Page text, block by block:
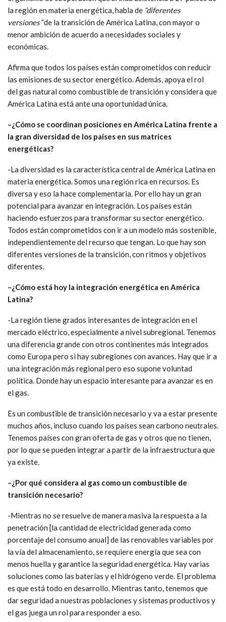
la región en materia energética, habla de “diferentes
versiones”de la transición de América Latina, con mayor o
menor ambición de acuerdo a necesidades sociales y
económicas.
Afirma que todos los países están comprometidos con reducir
las emisiones de su sector energético. Además, apoya el rol
del gas natural como combustible de transición y considera que
América Latina está ante una oportunidad única.
–¿Cómo se coordinan posiciones en América Latina frente a
la gran diversidad de los países en sus matrices
energéticas?
-La diversidad es la característica central de América Latina en
materia energética. Somos una región rica en recursos. Es
diversa y eso la hace complementaria. Por ello hay un gran
potencial para avanzar en integración. Los países están
haciendo esfuerzos para transformar su sector energético.
Todos están comprometidos con ir a un modelo más sostenible,
independientemente del recurso que tengan. Lo que hay son
diferentes versiones de la transición, con ritmos y objetivos
diferentes.
–¿Cómo está hoy la integración energética en América
Latina?
-La región tiene grados interesantes de integración en el
mercado eléctrico, especialmente a nivel subregional. Tenemos
una diferencia grande con otros continentes más integrados
como Europa pero si hay subregiones con avances. Hay que ir a
una integración más regional pero eso supone voluntad
política. Donde hay un espacio interesante para avanzar es en
el gas.
Es un combustible de transición necesario y va a estar presente
muchos años, incluso cuando los países sean carbono neutrales.
Tenemos países con gran oferta de gas y otros que no tienen,
por lo que se pueden integrar a partir de la infraestructura que
ya existe.
–¿Por qué considera al gas como un combustible de
transición necesario?
-Mientras no se resuelve de manera masiva la respuesta a la
penetración [la cantidad de electricidad generada como
porcentaje del consumo anual] de las renovables variables por
la vía del almacenamiento, se requiere energía que sea con
menos huella y garantice la seguridad energética. Hay varias
soluciones como las baterías y el hidrógeno verde. El problema
es que está todo en desarrollo. Mientras tanto, tenemos que
dar seguridad a nuestras poblaciones y sistemas productivos y
el gas juega un rol para responder a eso.